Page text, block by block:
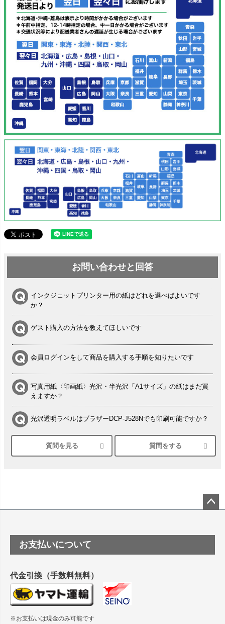
お問い合わせと回答
インクジェットプリンター用の紙はどれを選べばよいです
か？
ゲスト購入の方法を教えてほしいです
会員ログインをして商品を購入する手順を知りたいです
写真用紙〈印画紙〉光沢・半光沢「A1サイズ」の紙はまだ買
えますか？
光沢透明ラベルはブラザーDCP-J528Nでも印刷可能ですか？
シルバーペーパーにEPSON EP-30VAで印刷するときの設定
は？
塩ビのロール紙で離型紙が透明の商品はありますか
つや消し半透明ラベルのロールタイプはありますか？
縦420mm×横650mmの包装紙に適した紙はありますか？
質問を見る 質問をする
ップ
お支払いについて
代金引換（手数料無料）
※お支払いは現金のみ可能です